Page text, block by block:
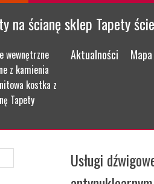
na ścianę sklep Tapety
wewnętrzne
z kamienia
kostka z
Tapety
Menu
Skip to content
Aktualności
Usługi